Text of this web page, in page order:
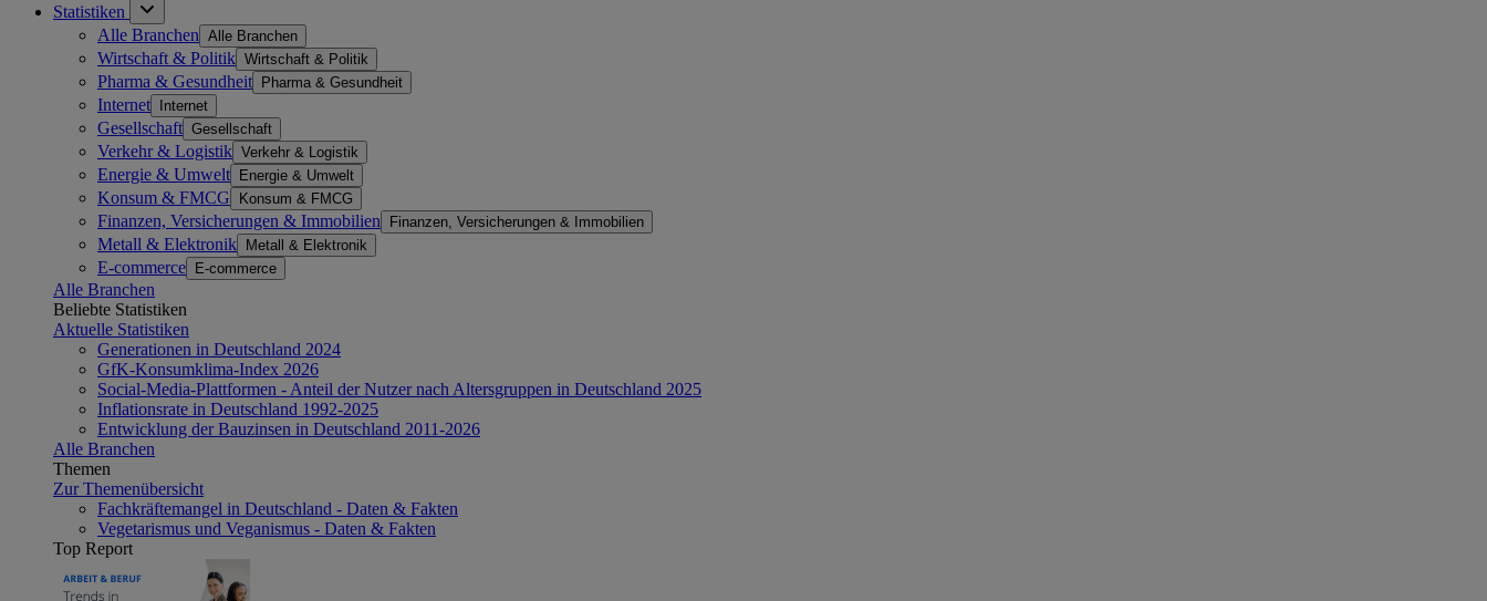
Statistiken
Alle Branchen Alle Branchen
Wirtschaft & Politik Wirtschaft & Politik
Pharma & Gesundheit Pharma & Gesundheit
Internet Internet
Gesellschaft Gesellschaft
Verkehr & Logistik Verkehr & Logistik
Energie & Umwelt Energie & Umwelt
Konsum & FMCG Konsum & FMCG
Finanzen, Versicherungen & Immobilien Finanzen, Versicherungen & Immobilien
Metall & Elektronik Metall & Elektronik
E-commerce E-commerce
Alle Branchen
Beliebte Statistiken
Aktuelle Statistiken
Generationen in Deutschland 2024
GfK-Konsumklima-Index 2026
Social-Media-Plattformen - Anteil der Nutzer nach Altersgruppen in Deutschland 2025
Inflationsrate in Deutschland 1992-2025
Entwicklung der Bauzinsen in Deutschland 2011-2026
Alle Branchen
Themen
Zur Themenübersicht
Fachkräftemangel in Deutschland - Daten & Fakten
Vegetarismus und Veganismus - Daten & Fakten
Top Report